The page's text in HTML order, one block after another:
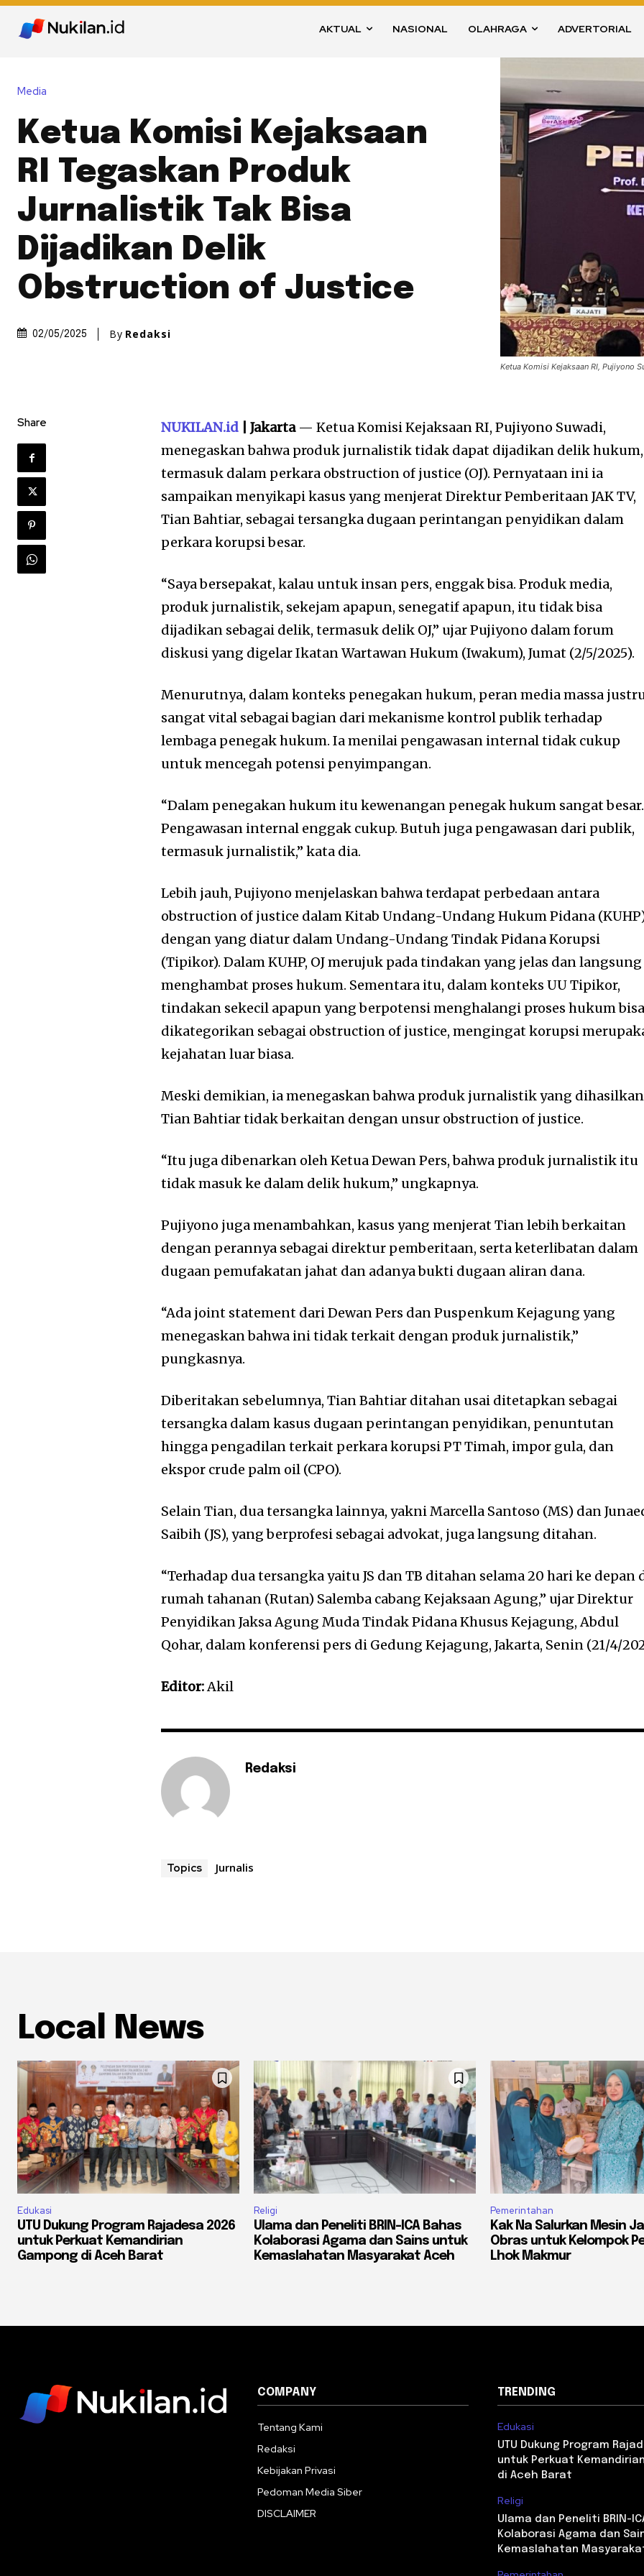
AKTUAL NASIONAL OLAHRAGA ADVERTORIAL
Media
Ketua Komisi Kejaksaan
RI Tegaskan Produk
Jurnalistik Tak Bisa
Dijadikan Delik
Obstruction of Justice
02/05/2025 By Redaksi
Ketua Komisi Kejaksaan RI, Pujiyono
Share NUKILAN.id | Jakarta — Ketua Komisi Kejaksaan RI, Pujiyono Suwadi,
menegaskan bahwa produk jurnalistik tidak dapat dijadikan delik hukum,
termasuk dalam perkara obstruction of justice (OJ). Pernyataan ini ia
sampaikan menyikapi kasus yang menjerat Direktur Pemberitaan JAK TV,
Tian Bahtiar, sebagai tersangka dugaan perintangan penyidikan dalam
perkara korupsi besar.
“Saya bersepakat, kalau untuk insan pers, enggak bisa. Produk media,
produk jurnalistik, sekejam apapun, senegatif apapun, itu tidak bisa
dijadikan sebagai delik, termasuk delik OJ,” ujar Pujiyono dalam forum
diskusi yang digelar Ikatan Wartawan Hukum (Iwakum), Jumat (2/5/2025).
Menurutnya, dalam konteks penegakan hukum, peran media massa
sangat vital sebagai bagian dari mekanisme kontrol publik terhadap
lembaga penegak hukum. Ia menilai pengawasan internal tidak cukup
untuk mencegah potensi penyimpangan.
“Dalam penegakan hukum itu kewenangan penegak hukum sangat besar.
Pengawasan internal enggak cukup. Butuh juga pengawasan dari publik,
termasuk jurnalistik,” kata dia.
Lebih jauh, Pujiyono menjelaskan bahwa terdapat perbedaan antara
obstruction of justice dalam Kitab Undang-Undang Hukum Pidana
dengan yang diatur dalam Undang-Undang Tindak Pidana Korupsi
(Tipikor). Dalam KUHP, OJ merujuk pada tindakan yang jelas dan langsung
menghambat proses hukum. Sementara itu, dalam konteks UU Tipikor,
tindakan sekecil apapun yang berpotensi menghalangi proses hukum
dikategorikan sebagai obstruction of justice, mengingat korupsi
kejahatan luar biasa.
Meski demikian, ia menegaskan bahwa produk jurnalistik yang dihasilkan
Tian Bahtiar tidak berkaitan dengan unsur obstruction of justice.
“Itu juga dibenarkan oleh Ketua Dewan Pers, bahwa produk jurnalistik itu
tidak masuk ke dalam delik hukum,” ungkapnya.
Pujiyono juga menambahkan, kasus yang menjerat Tian lebih berkaitan
dengan perannya sebagai direktur pemberitaan, serta keterlibatan dalam
dugaan pemufakatan jahat dan adanya bukti dugaan aliran dana.
“Ada joint statement dari Dewan Pers dan Puspenkum Kejagung yang
menegaskan bahwa ini tidak terkait dengan produk jurnalistik,”
pungkasnya.
Diberitakan sebelumnya, Tian Bahtiar ditahan usai ditetapkan sebagai
tersangka dalam kasus dugaan perintangan penyidikan, penuntutan
hingga pengadilan terkait perkara korupsi PT Timah, impor gula, dan
ekspor crude palm oil (CPO).
Selain Tian, dua tersangka lainnya, yakni Marcella Santoso (MS) dan
Saibih (JS), yang berprofesi sebagai advokat, juga langsung ditahan.
“Terhadap dua tersangka yaitu JS dan TB ditahan selama 20 hari ke depan
rumah tahanan (Rutan) Salemba cabang Kejaksaan Agung,” ujar Direktur
Penyidikan Jaksa Agung Muda Tindak Pidana Khusus Kejagung, Abdul
Qohar, dalam konferensi pers di Gedung Kejagung, Jakarta, Senin (21/4/
Editor:Akil
Redaksi
Topics Jurnalis
Local News
Edukasi
UTU Dukung Program Rajadesa 2026
untuk Perkuat Kemandirian
Gampong di Aceh Barat
Religi
Ulama dan Peneliti BRIN-ICA Bahas
Kolaborasi Agama dan Sains untuk
Kemaslahatan Masyarakat Aceh
Pemerintahan
Kak Na Salurkan Mesin
Obras untuk Kelompok
Lhok Makmur
COMPANY
Tentang Kami
Redaksi
Kebijakan Privasi
Pedoman Media Siber
DISCLAIMER
TRENDING
Edukasi
UTU Dukung Program
untuk Perkuat
di Aceh Barat
Religi
Ulama dan Peneliti BRIN-
Kolaborasi Agama dan
Kemaslahatan